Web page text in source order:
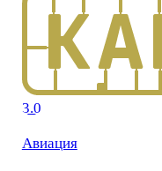
3.0
Авиация